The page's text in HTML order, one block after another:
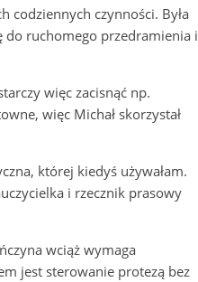
codziennych czynności. Była
do ruchomego przedramienia i
więc zacisnąć np.
więc Michał skorzystał
której kiedyś używałam.
i rzecznik prasowy
wciąż wymaga
jest sterowanie protezą bez